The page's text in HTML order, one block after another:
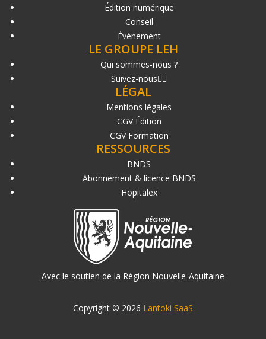
Édition numérique
Conseil
Événement
LE GROUPE LEH
Qui sommes-nous ?
Suivez-nous
LÉGAL
Mentions légales
CGV Édition
CGV Formation
RESSOURCES
BNDS
Abonnement & licence BNDS
Hopitalex
Avec le soutien de la Région Nouvelle-Aquitaine
Copyright © 2026 Lantoki SaaS